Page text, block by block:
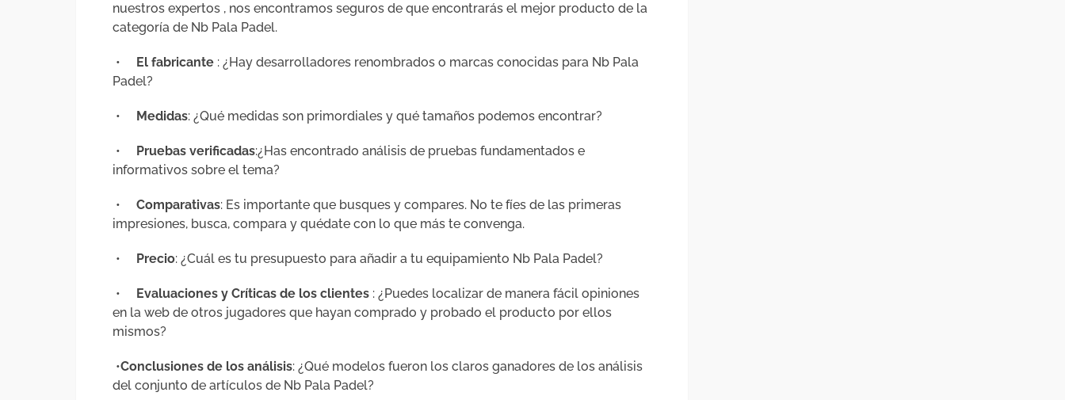
nuestros expertos , nos encontramos seguros de que encontrarás el mejor producto de la
categoría de Nb Pala Padel.
• El fabricante : ¿Hay desarrolladores renombrados o marcas conocidas para Nb Pala
Padel?
• Medidas: ¿Qué medidas son primordiales y qué tamaños podemos encontrar?
• Pruebas verificadas:¿Has encontrado análisis de pruebas fundamentados e
informativos sobre el tema?
• Comparativas: Es importante que busques y compares. No te fíes de las primeras
impresiones, busca, compara y quédate con lo que más te convenga.
• Precio: ¿Cuál es tu presupuesto para añadir a tu equipamiento Nb Pala Padel?
• Evaluaciones y Críticas de los clientes : ¿Puedes localizar de manera fácil opiniones
en la web de otros jugadores que hayan comprado y probado el producto por ellos
mismos?
•Conclusiones de los análisis: ¿Qué modelos fueron los claros ganadores de los análisis
del conjunto de artículos de Nb Pala Padel?